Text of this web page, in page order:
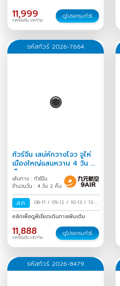
11,999
ราคาเริ่มต้น บาท/ท่าน
ดูโปรแกรมทัวร์
รหัสทัวร์ 2026-7664
ทัวร์จีน เสน่ห์กวางโจว จูไห่
เมืองใหญ่แสนหวาน 4 วัน 2
คืน
เส้นทาง : ทัวร์จีน
จำนวนวัน : 4 วัน 2 คืน
ส.ค. 08-11 / 09-12 / 10-13 / 13-16
/15-18/16-19/17-20/
20-23
24-27
27-30 /29 ส.ค.-01
30 ส.ค.-02 ก.ย./31
คลิกเพื่อดูพีเรียดเดินทางเพิ่มเติม
11,888
ราคาเริ่มต้น บาท/ท่าน
ดูโปรแกรมทัวร์
รหัสทัวร์ 2026-8479